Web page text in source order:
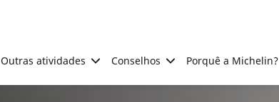
Outras atividades Conselhos Porquê a Michelin?